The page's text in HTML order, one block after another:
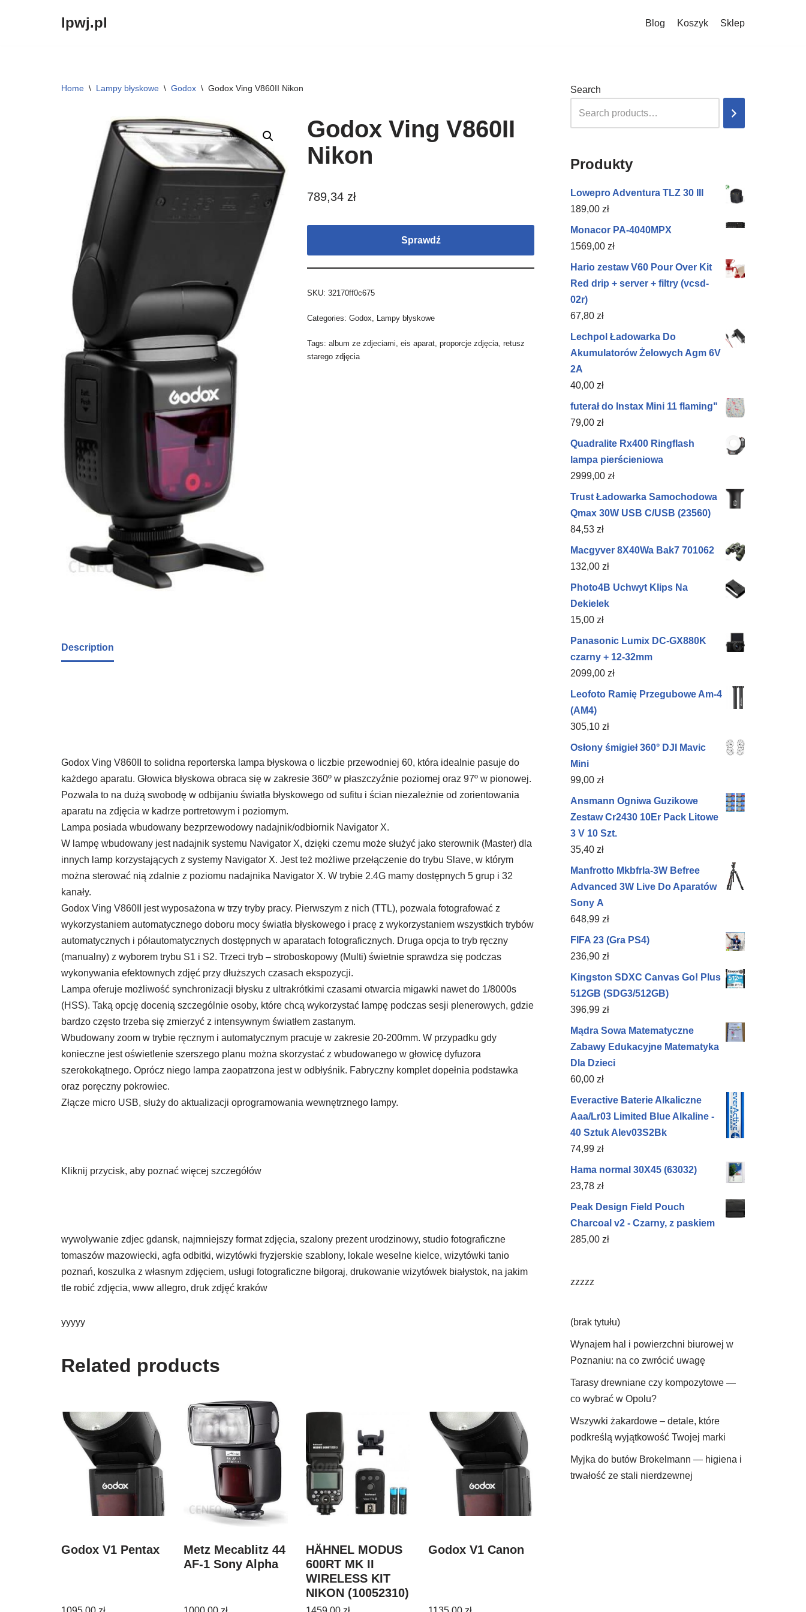
lpwj.pl Blog Koszyk Sklep
Home \ Lampy błyskowe \ Godox \ Godox Ving V860II Nikon
Godox Ving V860II
Nikon
789,34 zł
Sprawdź
SKU:32170ff0c675
Categories:Godox, Lampy błyskowe
Tags:album ze zdjeciami,eis aparat,proporcje zdjęcia,retusz
starego zdjęcia
Description
Godox Ving V860II to solidna reporterska lampa błyskowa o liczbie przewodniej 60, która idealnie pasuje do
każdego aparatu. Głowica błyskowa obraca się w zakresie 360º w płaszczyźnie poziomej oraz 97º w pionowej.
Pozwala to na dużą swobodę w odbijaniu światła błyskowego od sufitu i ścian niezależnie od zorientowania
aparatu na zdjęcia w kadrze portretowym i poziomym.
Lampa posiada wbudowany bezprzewodowy nadajnik/odbiornik Navigator X.
W lampę wbudowany jest nadajnik systemu Navigator X, dzięki czemu może służyć jako sterownik (Master) dla
innych lamp korzystających z systemy Navigator X. Jest też możliwe przełączenie do trybu Slave, w którym
można sterować nią zdalnie z poziomu nadajnika Navigator X. W trybie 2.4G mamy dostępnych 5 grup i 32
kanały.
Godox Ving V860II jest wyposażona w trzy tryby pracy. Pierwszym z nich (TTL), pozwala fotografować z
wykorzystaniem automatycznego doboru mocy światła błyskowego i pracę z wykorzystaniem wszystkich trybów
automatycznych i półautomatycznych dostępnych w aparatach fotograficznych. Druga opcja to tryb ręczny
(manualny) z wyborem trybu S1 i S2. Trzeci tryb – stroboskopowy (Multi) świetnie sprawdza się podczas
wykonywania efektownych zdjęć przy dłuższych czasach ekspozycji.
Lampa oferuje możliwość synchronizacji błysku z ultrakrótkimi czasami otwarcia migawki nawet do 1/8000s
(HSS). Taką opcję docenią szczególnie osoby, które chcą wykorzystać lampę podczas sesji plenerowych, gdzie
bardzo często trzeba się zmierzyć z intensywnym światłem zastanym.
Wbudowany zoom w trybie ręcznym i automatycznym pracuje w zakresie 20-200mm. W przypadku gdy
konieczne jest oświetlenie szerszego planu można skorzystać z wbudowanego w głowicę dyfuzora
szerokokątnego. Oprócz niego lampa zaopatrzona jest w odbłyśnik. Fabryczny komplet dopełnia podstawka
oraz poręczny pokrowiec.
Złącze micro USB, służy do aktualizacji oprogramowania wewnętrznego lampy.
Kliknij przycisk, aby poznać więcej szczegółów
wywolywanie zdjec gdansk, najmniejszy format zdjęcia, szalony prezent urodzinowy, studio fotograficzne
tomaszów mazowiecki, agfa odbitki, wizytówki fryzjerskie szablony, lokale weselne kielce, wizytówki tanio
poznań, koszulka z własnym zdjęciem, usługi fotograficzne biłgoraj, drukowanie wizytówek białystok, na jakim
tle robić zdjęcia, www allegro, druk zdjęć kraków
yyyyy
Related products
Godox V1 Pentax
Metz Mecablitz 44
AF-1 Sony Alpha
HÄHNEL MODUS
600RT MK II
WIRELESS KIT
NIKON (10052310)
Godox V1 Canon
Search
Produkty
Lowepro Adventura TLZ 30 III
189,00 zł
Monacor PA-4040MPX
1569,00 zł
Hario zestaw V60 Pour Over Kit
Red drip + server + filtry (vcsd-
02r)
67,80 zł
Lechpol Ładowarka Do
Akumulatorów Żelowych Agm 6V
2A
40,00 zł
futerał do Instax Mini 11 flaming"
79,00 zł
Quadralite Rx400 Ringflash
lampa pierścieniowa
2999,00 zł
Trust Ładowarka Samochodowa
Qmax 30W USB C/USB (23560)
84,53 zł
Macgyver 8X40Wa Bak7 701062
132,00 zł
Photo4B Uchwyt Klips Na
Dekielek
15,00 zł
Panasonic Lumix DC-GX880K
czarny + 12-32mm
2099,00 zł
Leofoto Ramię Przegubowe Am-4
(AM4)
305,10 zł
Osłony śmigieł 360° DJI Mavic
Mini
99,00 zł
Ansmann Ogniwa Guzikowe
Zestaw Cr2430 10Er Pack Litowe
3 V 10 Szt.
35,40 zł
Manfrotto Mkbfrla-3W Befree
Advanced 3W Live Do Aparatów
Sony Α
648,99 zł
FIFA 23 (Gra PS4)
236,90 zł
Kingston SDXC Canvas Go! Plus
512GB (SDG3/512GB)
396,99 zł
Mądra Sowa Matematyczne
Zabawy Edukacyjne Matematyka
Dla Dzieci
60,00 zł
Everactive Baterie Alkaliczne
Aaa/Lr03 Limited Blue Alkaline -
40 Sztuk Alev03S2Bk
74,99 zł
Hama normal 30X45 (63032)
23,78 zł
Peak Design Field Pouch
Charcoal v2 - Czarny, z paskiem
285,00 zł
zzzzz
(brak tytułu)
Wynajem hal i powierzchni biurowej w
Poznaniu: na co zwrócić uwagę
Tarasy drewniane czy kompozytowe —
co wybrać w Opolu?
Wszywki żakardowe – detale, które
podkreślą wyjątkowość Twojej marki
Myjka do butów Brokelmann — higiena i
trwałość ze stali nierdzewnej